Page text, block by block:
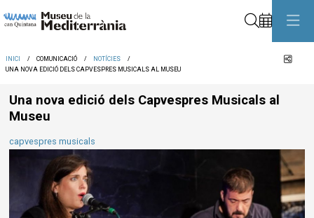
INICI COMUNICACIÓ
NOTÍCIES
UNA NOVA EDICIÓ DELS CAPVESPRES MUSICALS AL MUSEU
Una nova edició dels Capvespres Musicals al
Museu
capvespres musicals